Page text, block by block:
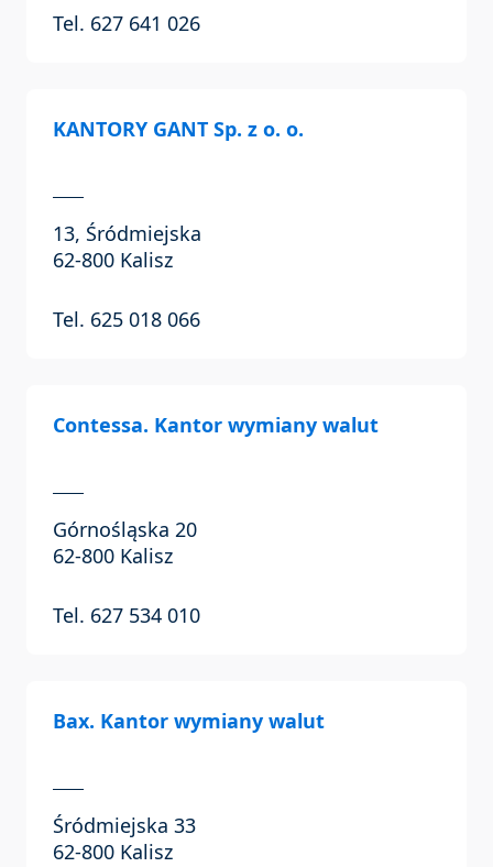
Tel. 627 641 026
KANTORY GANT Sp. z o. o.
13, Śródmiejska
62-800 Kalisz
Tel. 625 018 066
Contessa. Kantor wymiany walut
Górnośląska 20
62-800 Kalisz
Tel. 627 534 010
Bax. Kantor wymiany walut
Śródmiejska 33
62-800 Kalisz